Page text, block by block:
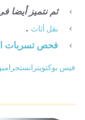
ثم نتميز أيضا
نقل أثاث .
فحص تسربات
فيس بوكتويتر انستجرام